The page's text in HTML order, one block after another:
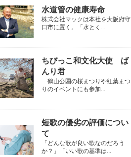
水道管の健康寿命
株式会社マックは本社を大阪府守
口市に置く。「水とく...
ちびっこ和文化大使 ば
んり君
鶴山公園の桜まつりや紅葉まつ
りのイベントにも参加...
短歌の優劣の評価につい
て
「どんな歌が良い歌なのだろう
か？」「いい歌の基準は...